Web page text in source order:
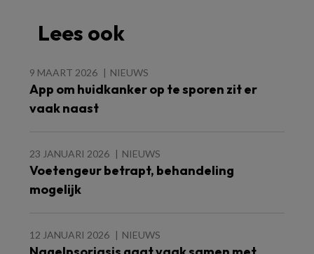
Lees ook
9 MAART 2026 NIEUWS
App om huidkanker op te sporen zit er
vaak naast
23 JANUARI 2026 NIEUWS
Voetengeur betrapt, behandeling
mogelijk
12 JANUARI 2026 NIEUWS